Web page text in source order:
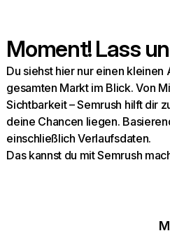
Moment! Lass
Du siehst hier nur einen
gesamten Markt im Blick. Von
Sichtbarkeit – Semrush hilft dir
deine Chancen liegen.
einschließlich Verlaufsdaten.
Das kannst du mit Semrush